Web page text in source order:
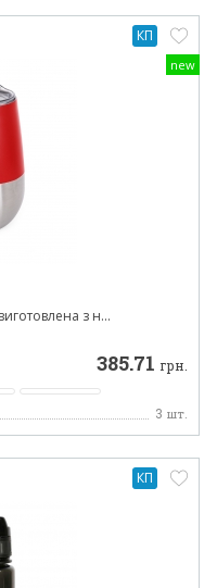
new
​​з н...
385.71 грн.
3 шт.
КП
КП